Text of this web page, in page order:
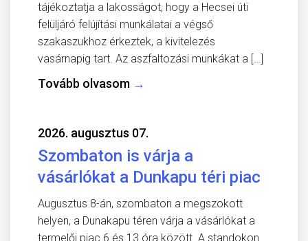
tájékoztatja a lakosságot, hogy a Hecsei úti
felüljáró felújítási munkálatai a végső
szakaszukhoz érkeztek, a kivitelezés
vasárnapig tart. Az aszfaltozási munkákat a […]
Tovább olvasom →
2026. augusztus 07.
Szombaton is várja a
vásárlókat a Dunkapu téri piac
Augusztus 8-án, szombaton a megszokott
helyen, a Dunakapu téren várja a vásárlókat a
termelői piac 6 és 13 óra között. A standokon